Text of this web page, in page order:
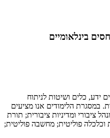
בינלאומיים
ידע, כלים ושיטות לניתוח
במסגרת הלימודים אנו מציעים
ציבורי ומדיניות ציבורית; תורת
פוליטית; מחשבה פוליטית;